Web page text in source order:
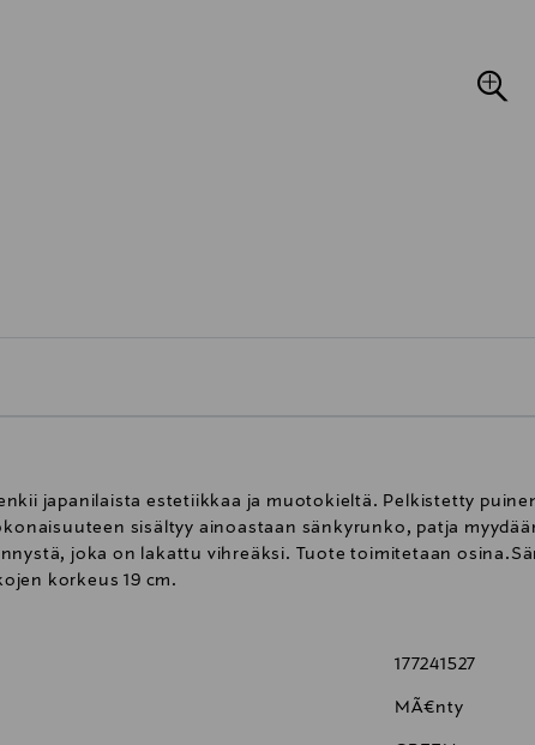
japanilaista estetiikkaa ja muotokieltä. Pelkistetty
sisältyy ainoastaan sänkyrunko, patja
joka on lakattu vihreäksi. Tuote toimitetaan
korkeus 19 cm.
177241527
MÃ¤nty